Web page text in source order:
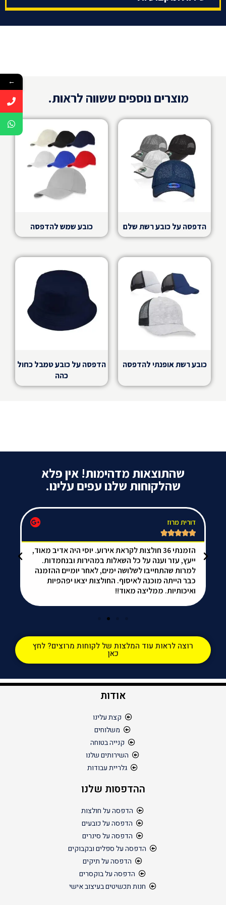
ומביא לשיפור בתדמית. זה מגביר את האמון ואת ההכרה
העברת מסר: כובעים מודפסים מאפשרים העברת מסר
ייחודי, תמונה או הקדשה שיכולה להרשות למותג לתקשר
בצורה קרובה עם לקוחות ולייצר קשר אישי וחזק עם הקהל
על איזה סוגי כובעים אתם מדפיסים?
רשת, כובע שמש, כובע טקטי, בנדנות, כובע ליגונר, כובע
משולב ועוד
כובעי טמבל לטיול שנתי | כובע טמבל עם שם | כובעי
טמבל ליום הולדת
לא צריך סיבה מיוחדת בשביל להוציא כובעים עם הדפסה.
אבל ניתן לכם כמה אירועים שבהם כובע עם הדפסה בהחלט
יכול להיות הרעיון המושלם : כובעים לטיול שנתי עם משפט
מדליק או מצחיק על הכתה. כובעים לסוף מסלול עם שם
הדפסה על כובעים מהיום להיום
כובעים בעיצוב אישי מהיום להיום אז אתם יכולים להיות
מוצרים נוספים ששווה לראות.
הדפסה על כובע רשת שלם כובע שמש להדפסה
כובע רשת אופנתי להדפסה
הדפסה על כובע טמבל כחול
כהה
שהתוצאות מדהימות! אין פלא
שהלקוחות שלנו עפים עלינו.
דורית מרוז





הזמנתי 36 חולצות לקראת אירוע. יוסי היה אדיב מאוד,
ייעץ, עזר וענה על כל השאלות במהירות ובנחמדות.
למרות שהתחייבו לשלושה ימים, לאחר יומיים ההזמנה
כבר הייתה מוכנה לאיסוף. החולצות יצאו יפהפיות
ואיכותיות. ממליצה מאוד!!
רוצה לראות עוד המלצות של לקוחות מרוצים? לחץ
כאן
אודות
קצת עלינו
משלוחים
קנייה בטוחה
השירותים שלנו
גלריית עבודות
ההדפסות שלנו
הדפסה על חולצות
הדפסה על כובעים
הדפסה על סינרים
הדפסה על ספלים ובקבוקים
הדפסה על תיקים
הדפסה על בוקסרים
חנות תכשיטים בעיצוב אישי
←